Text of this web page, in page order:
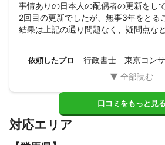
事情ありの日本人の配偶者の更新をし
2回目の更新でしたが、無事3年をとる
結果は上記の通り問題なく、疑問点な
確認もしました）更新自体の期間は結
たが、無事に終わってよかったです。
更新中ですと、特例処置で期限切れ+2
実際に許可が降りたのは+2ヶ月になる
もし同じ申請をされる方がいましたら
依頼したプロ 行政書士 東京コン
口コミをもっと見る
対応エリア